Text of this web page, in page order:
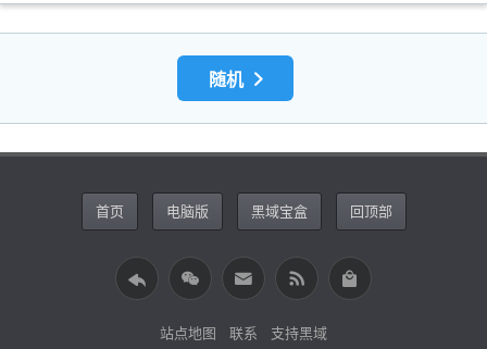
随机
首页 电脑版 黑域宝盒 回顶部
站点地图 联系 支持黑域